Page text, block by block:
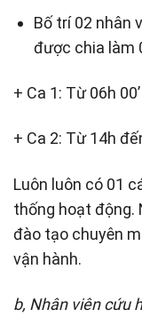
Bố trí 02 nhân
được chia làm
+ Ca 1: Từ 06h
+ Ca 2: Từ 14h
Luôn luôn có 01
thống hoạt động.
đào tạo chuyên
vận hành.
b, Nhân viên cứu